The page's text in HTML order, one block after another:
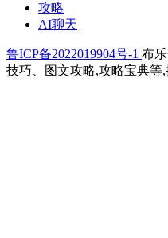
攻略
AI聊天
鲁ICP备2022019904号-1 布
技巧、图文攻略,攻略宝典等